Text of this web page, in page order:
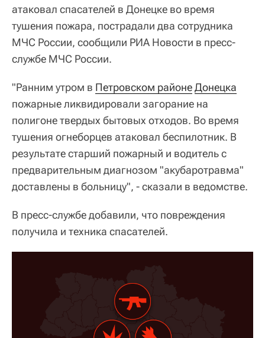
атаковал спасателей в Донецке во время
тушения пожара, пострадали два сотрудника
МЧС России, сообщили РИА Новости в пресс-
службе МЧС России.
"Ранним утром в Петровском районеДонецка
пожарные ликвидировали загорание на
полигоне твердых бытовых отходов. Во время
тушения огнеборцев атаковал беспилотник. В
результате старший пожарный и водитель с
предварительным диагнозом "акубаротравма"
доставлены в больницу", - сказали в ведомстве.
В пресс-службе добавили, что повреждения
получила и техника спасателей.